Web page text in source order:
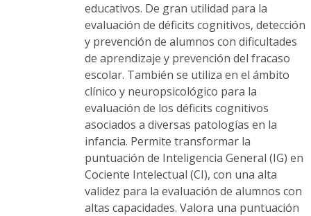
educativos. De gran utilidad para la
evaluación de déficits cognitivos, detección
y prevención de alumnos con dificultades
de aprendizaje y prevención del fracaso
escolar. También se utiliza en el ámbito
clínico y neuropsicológico para la
evaluación de los déficits cognitivos
asociados a diversas patologías en la
infancia. Permite transformar la
puntuación de Inteligencia General (IG) en
Cociente Intelectual (CI), con una alta
validez para la evaluación de alumnos con
altas capacidades. Valora una puntuación